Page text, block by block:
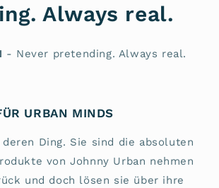
Always real.
- Never pretending. Always real.
URBAN MINDS
Ding. Sie sind die absoluten
von Johnny Urban nehmen
und doch lösen sie über ihre